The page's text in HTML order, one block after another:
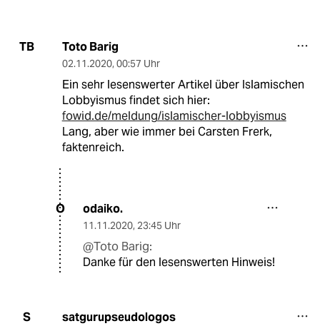
TB Toto Barig
02.11.2020, 00:57 Uhr
Ein sehr lesenswerter Artikel über Islamischen
Lobbyismus findet sich hier:
fowid.de/meldung/islamischer-lobbyismus
Lang, aber wie immer bei Carsten Frerk,
faktenreich.
O odaiko.
11.11.2020, 23:45 Uhr
@Toto Barig:
Danke für den lesenswerten Hinweis!
S satgurupseudologos